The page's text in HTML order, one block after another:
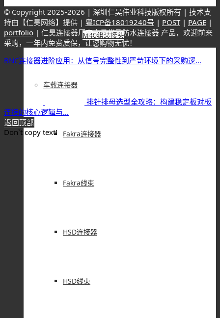
M40组装接头
车载连接器
Fakra连接器
Fakra线束
HSD连接器
HSD线束
© Copyright 2025-2026 | 深圳仁昊伟业科技版权所有 | 技术支
持由【仁昊网络】提供 | 粤ICP备18019240号 | POST| PAGE |
portfolio | 仁昊连接器厂家大量优质防水连接器 产品，欢迎前来
采购，一年内免费质保，让您购物无忧！
BNC连接器进阶应用：从信号完整性到严苛环境下的采购逻...
排针排母选型全攻略：构建稳定板对板
连接的核心逻辑与...
返回顶部
Don`t copy text!